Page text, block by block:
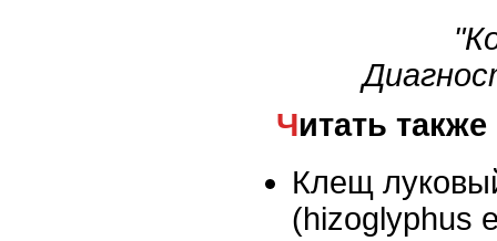
Читать также
Клещ
(hizoglyphus